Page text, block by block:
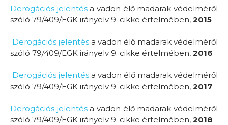
Derogációs jelentésa vadon élő madarak védelméről
szóló 79/409/EGK irányelv 9. cikke értelmében, 2015
Derogációs jelentés a vadon élő madarak védelméről
szóló 79/409/EGK irányelv 9. cikke értelmében, 2016
Derogációs jelentés a vadon élő madarak védelméről
szóló 79/409/EGK irányelv 9. cikke értelmében, 2017
Derogációs jelentésa vadon élő madarak védelméről
szóló 79/409/EGK irányelv 9. cikke értelmében, 2018